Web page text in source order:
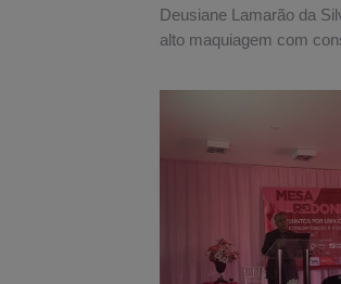
Deusiane Lamarão da
alto maquiagem com